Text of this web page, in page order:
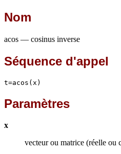
Nom
acos — cosinus inverse
Séquence d'appel
t=acos(x)
Paramètres
x
vecteur ou matrice (réelle ou